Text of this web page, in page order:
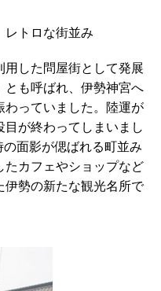
レトロな街並み
した問屋街として発展
とも呼ばれ、伊勢神宮へ
っていました。陸運が
が終わってしまいまし
面影が偲ばれる町並み
たカフェやショップなど
伊勢の新たな観光名所で